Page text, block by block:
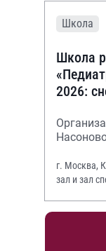
Школа
Школа
2026:
г. Москва,
зал и зал